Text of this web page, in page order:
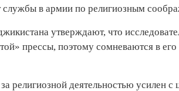
службы в армии по религиозным
утверждают, что
прессы, поэтому сомневаются в его
религиозной деятельностью усилен с